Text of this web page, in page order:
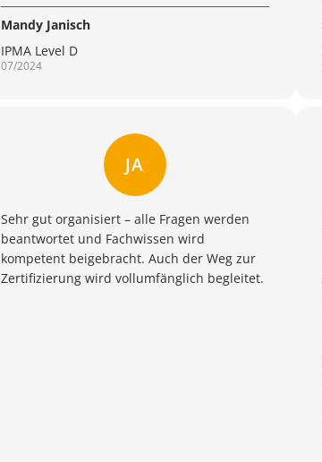
Mandy Janisch
IPMA Level D
07/2024
JA
Sehr gut organisiert – alle Fragen werden
beantwortet und Fachwissen wird
kompetent beigebracht. Auch der Weg zur
Zertifizierung wird vollumfänglich begleitet.